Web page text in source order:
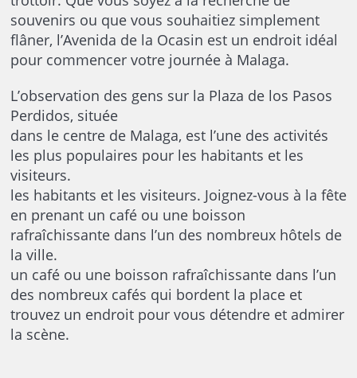
souvenirs ou que vous souhaitiez simplement
flâner, l’Avenida de la Ocasin est un endroit idéal
pour commencer votre journée à Malaga.
L’observation des gens sur la Plaza de los Pasos
Perdidos, située
dans le centre de Malaga, est l’une des activités
les plus populaires pour les habitants et les
visiteurs.
les habitants et les visiteurs. Joignez-vous à la fête
en prenant un café ou une boisson
rafraîchissante dans l’un des nombreux hôtels de
la ville.
un café ou une boisson rafraîchissante dans l’un
des nombreux cafés qui bordent la place et
trouvez un endroit pour vous détendre et admirer
la scène.